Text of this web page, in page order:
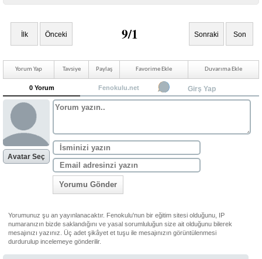
İlk Önceki 9/1 Sonraki Son
Yorum Yap Tavsiye Paylaş Favorime Ekle Duvarıma Ekle
0 Yorum Fenokulu.net Girş Yap
Avatar Seç
Yorumu Gönder
Yorumunuz şu an yayınlanacaktır. Fenokulu'nun bir eğitim sitesi olduğunu, IP
numaranızın bizde saklandığını ve yasal sorumluluğun size ait olduğunu bilerek
mesajınızı yazınız. Üç adet şikâyet et tuşu ile mesajınızın görüntülenmesi
durdurulup incelemeye gönderilir.